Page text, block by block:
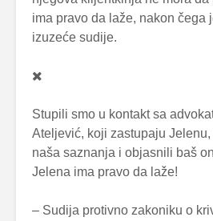
ima pravo da laže, nakon čega
izuzeće sudije.
Stupili smo u kontakt sa
Ateljević, koji zastupaju
naša saznanja i objasnili baš
Jelena ima pravo da laže!
– Sudija protivno zakoniku o